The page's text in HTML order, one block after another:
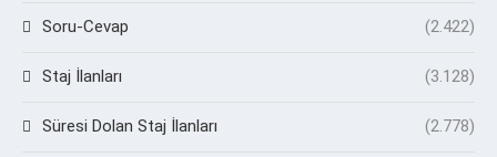
Soru-Cevap (2.422)
Staj İlanları (3.128)
Süresi Dolan Staj İlanları (2.778)